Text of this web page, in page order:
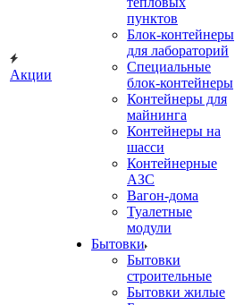
Акции
пунктов
Блок-контейнеры
для лабораторий
Специальные
блок-контейнеры
Контейнеры для
майнинга
Контейнеры на
шасси
Контейнерные
АЗС
Вагон-дома
Туалетные
модули
Бытовки
Бытовки
строительные
Бытовки жилые